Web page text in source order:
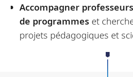
Accompagner
de programmeset
projets pédagogiques et